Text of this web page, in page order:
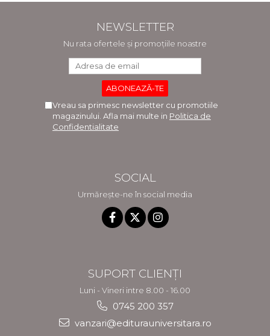
NEWSLETTER
Nu rata ofertele și promoțiile noastre
Vreau sa primesc newsletter cu promotiile
magazinului. Afla mai multe in Politica de
Confidentialitate
SOCIAL
Urmărește-ne în social media
SUPORT CLIENȚI
Luni - Vineri intre 8.00 - 16.00
0745 200 357
vanzari@editurauniversitara.ro